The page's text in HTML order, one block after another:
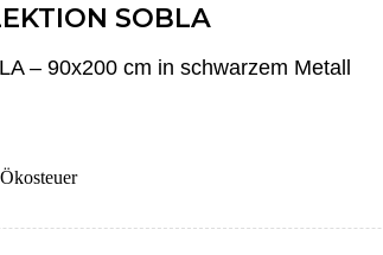
SOBLA
– 90x200 cm in schwarzem Metall